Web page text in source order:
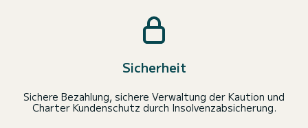
Sicherheit
Sichere Bezahlung, sichere Verwaltung der Kaution und
Charter Kundenschutz durch Insolvenzabsicherung.